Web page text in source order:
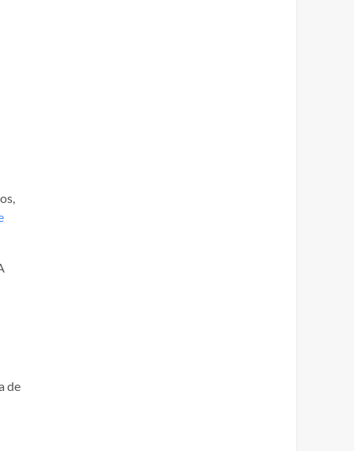
de